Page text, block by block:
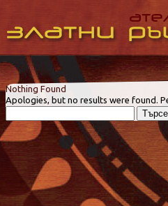
Nothing Found
Apologies, but no results were found.
за: